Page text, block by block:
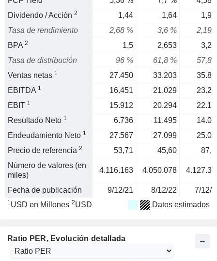
Dividendo / Acción 2 1,44 1,64
Tasa de rendimiento
2,68 % 3,6 %
2,19
BPA 2 1,5 2,653
Tasa de distribución
96 % 61,8 %
57,8
Ventas netas 1 27.450 33.203
EBITDA 1 16.451 21.029
EBIT 1 15.912 20.294
Resultado Neto 1 6.736 11.495
Endeudamiento Neto 1 27.567 27.099
Precio de referencia 2 53,71 45,60
Número de valores (en
miles)
4.116.163 4.050.078
Fecha de publicación 9/12/21 8/12/22 7/12/
1USD en Millones 2USD Datos estimados
Ratio PER, Evolución detallada